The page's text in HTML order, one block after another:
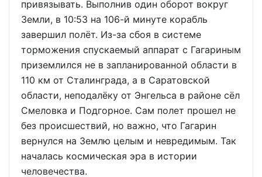
привязывать. Выполнив один оборот вокруг
Земли, в 10:53 на 106-й минуте корабль
завершил полёт. Из-за сбоя в системе
торможения спускаемый аппарат с Гагариным
приземлился не в запланированной области в
110 км от Сталинграда, а в Саратовской
области, неподалёку от Энгельса в районе сёл
Смеловка и Подгорное. Сам полет прошел не
без происшествий, но важно, что Гагарин
вернулся на Землю целым и невредимым. Так
началась космическая эра в истории
человечества.